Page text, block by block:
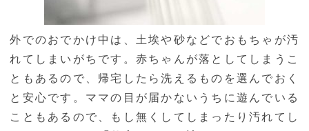
外でのおでかけ中は、土埃や砂などでおもちゃが汚
れてしまいがちです。赤ちゃんが落としてしまうこ
ともあるので、帰宅したら洗えるものを選んでおく
と安心です。ママの目が届かないうちに遊んでいる
こともあるので、もし無くしてしまったり汚れてし